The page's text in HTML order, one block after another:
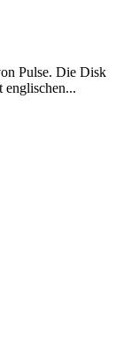
Pulse. Die Disk
englischen...